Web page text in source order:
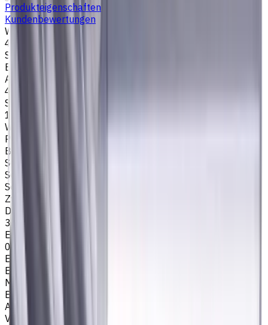
Produkteigenschaften
Kundenbewertungen
Werkzeugdurchmesser, mm
4
Stirngeometrie
Eckenradius
Anzahl der Schneiden
4
Schneidenlänge, mm
12
Werkstückmaterial
P - Stahl
Bearbeitungsart
Schlichtfräsen
Schulterfräsen
Schafttyp
Zylinderschaft
Drallwinkel
35/38
Eckenradius, mm
0.5
Easycut Serie
EM311
Marke
EASYCUT
Artikeltyp
VHM Schaftfräsern